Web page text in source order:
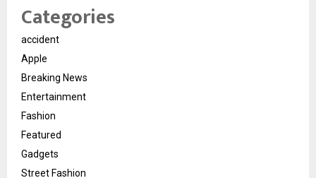
Categories
accident
Apple
Breaking News
Entertainment
Fashion
Featured
Gadgets
Street Fashion